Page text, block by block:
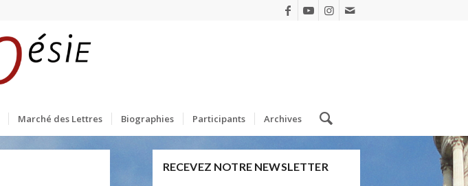
Marché des Lettres Biographies Participants Archives
RECEVEZ NOTRE NEWSLETTER